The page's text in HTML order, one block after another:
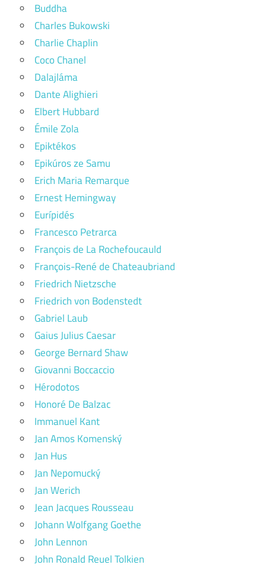
Buddha
Charles Bukowski
Charlie Chaplin
Coco Chanel
Dalajláma
Dante Alighieri
Elbert Hubbard
Émile Zola
Epiktékos
Epikúros ze Samu
Erich Maria Remarque
Ernest Hemingway
Eurípidés
Francesco Petrarca
François de La Rochefoucauld
François-René de Chateaubriand
Friedrich Nietzsche
Friedrich von Bodenstedt
Gabriel Laub
Gaius Julius Caesar
George Bernard Shaw
Giovanni Boccaccio
Hérodotos
Honoré De Balzac
Immanuel Kant
Jan Amos Komenský
Jan Hus
Jan Nepomucký
Jan Werich
Jean Jacques Rousseau
Johann Wolfgang Goethe
John Lennon
John Ronald Reuel Tolkien